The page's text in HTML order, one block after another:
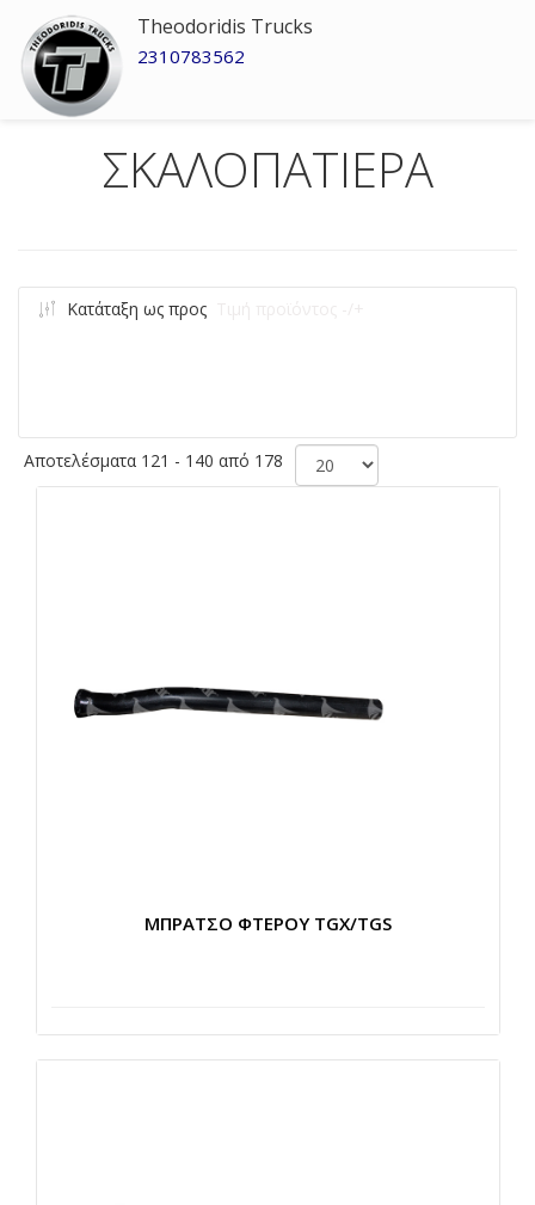
Theodoridis Trucks
2310783562
ΣΚΑΛΟΠΑΤΙΕΡΑ
Κατάταξη ως προς
Αποτελέσματα 121 - 140 από 178
ΜΠΡΑΤΣΟ ΦΤΕΡΟΥ TGX/TGS